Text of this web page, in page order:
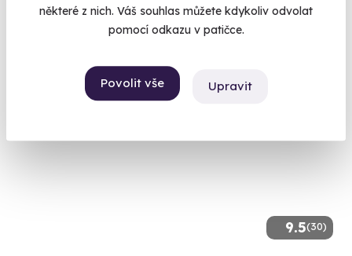
některé z nich. Váš souhlas můžete kdykoliv odvolat
pomocí odkazu v patičce.
Povolit vše Upravit
4 990 Kč
9.5(30)